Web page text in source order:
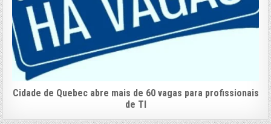
Cidade de Quebec abre mais de 60 vagas para profissionais
de TI